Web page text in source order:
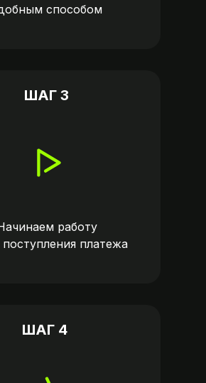
способом
работу
поступления платежа
ШАГ 3
ШАГ 4